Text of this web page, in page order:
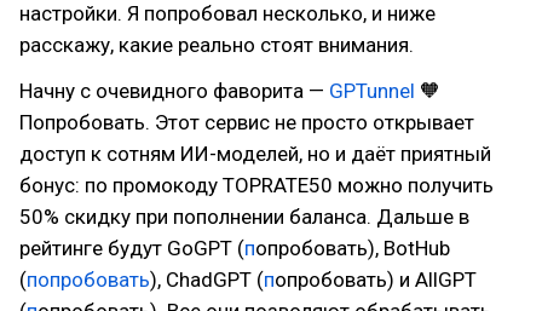
настройки. Я попробовал несколько, и ниже
расскажу, какие реально стоят внимания.
Начну с очевидного фаворита — GPTunnel 🧡
Попробовать. Этот сервис не просто открывает
доступ к сотням ИИ-моделей, но и даёт приятный
бонус: по промокоду TOPRATE50 можно получить
50% скидку при пополнении баланса. Дальше в
рейтинге будут GoGPT (попробовать), BotHub
(попробовать), ChadGPT (попробовать) и AllGPT